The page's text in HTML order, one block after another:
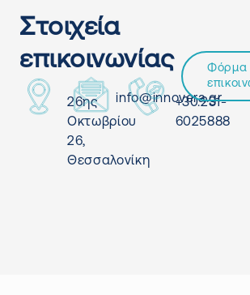
Στοιχεία
επικοινωνίας
26ης
Οκτωβρίου
26,
Θεσσαλονίκη
info@innovera.gr
+30.231-
6025888
Φόρμα